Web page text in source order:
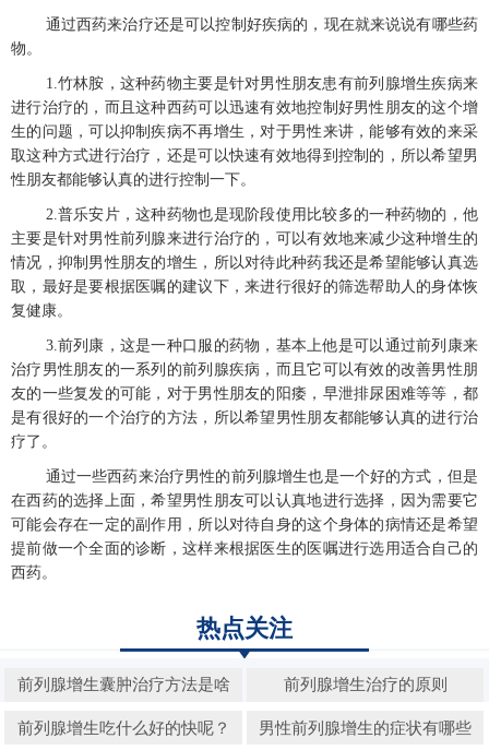
通过西药来治疗还是可以控制好疾病的，现在就来说说有哪些药
物。
1.竹林胺，这种药物主要是针对男性朋友患有前列腺增生疾病来
进行治疗的，而且这种西药可以迅速有效地控制好男性朋友的这个增
生的问题，可以抑制疾病不再增生，对于男性来讲，能够有效的来采
取这种方式进行治疗，还是可以快速有效地得到控制的，所以希望男
性朋友都能够认真的进行控制一下。
2.普乐安片，这种药物也是现阶段使用比较多的一种药物的，他
主要是针对男性前列腺来进行治疗的，可以有效地来减少这种增生的
情况，抑制男性朋友的增生，所以对待此种药我还是希望能够认真选
取，最好是要根据医嘱的建议下，来进行很好的筛选帮助人的身体恢
复健康。
3.前列康，这是一种口服的药物，基本上他是可以通过前列康来
治疗男性朋友的一系列的前列腺疾病，而且它可以有效的改善男性朋
友的一些复发的可能，对于男性朋友的阳痿，早泄排尿困难等等，都
是有很好的一个治疗的方法，所以希望男性朋友都能够认真的进行治
疗了。
通过一些西药来治疗男性的前列腺增生也是一个好的方式，但是
在西药的选择上面，希望男性朋友可以认真地进行选择，因为需要它
可能会存在一定的副作用，所以对待自身的这个身体的病情还是希望
提前做一个全面的诊断，这样来根据医生的医嘱进行选用适合自己的
西药。
热点关注
前列腺增生囊肿治疗方法是啥 前列腺增生治疗的原则
前列腺增生吃什么好的快呢？ 男性前列腺增生的症状有哪些